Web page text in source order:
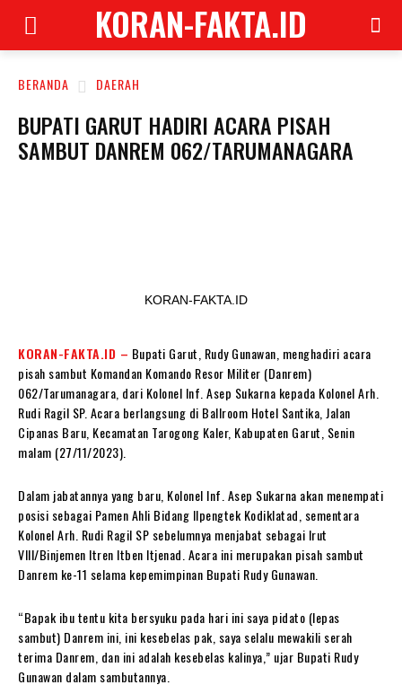
KORAN-FAKTA.ID
BERANDA DAERAH
BUPATI GARUT HADIRI ACARA PISAH
SAMBUT DANREM 062/TARUMANAGARA
KORAN-FAKTA.ID
KORAN-FAKTA.ID – Bupati Garut, Rudy Gunawan, menghadiri acara
pisah sambut Komandan Komando Resor Militer (Danrem)
062/Tarumanagara, dari Kolonel Inf. Asep Sukarna kepada Kolonel Arh.
Rudi Ragil SP. Acara berlangsung di Ballroom Hotel Santika, Jalan
Cipanas Baru, Kecamatan Tarogong Kaler, Kabupaten Garut, Senin
malam (27/11/2023).
Dalam jabatannya yang baru, Kolonel Inf. Asep Sukarna akan menempati
posisi sebagai Pamen Ahli Bidang Ilpengtek Kodiklatad, sementara
Kolonel Arh. Rudi Ragil SP sebelumnya menjabat sebagai Irut
VIII/Binjemen Itren Itben Itjenad. Acara ini merupakan pisah sambut
Danrem ke-11 selama kepemimpinan Bupati Rudy Gunawan.
“Bapak ibu tentu kita bersyuku pada hari ini saya pidato (lepas
sambut) Danrem ini, ini kesebelas pak, saya selalu mewakili serah
terima Danrem, dan ini adalah kesebelas kalinya,” ujar Bupati Rudy
Gunawan dalam sambutannya.